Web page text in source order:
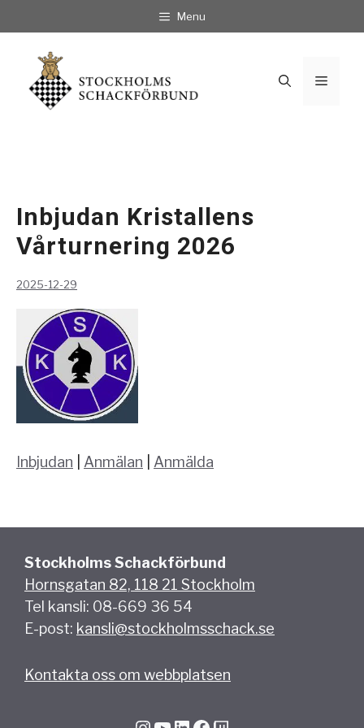
till
innehåll
Menu
Meny
Inbjudan Kristallens
Vårturnering 2026
2025-12-29
Inbjudan Anmälan Anmälda
Stockholms Schackförbund
Hornsgatan 82, 118 21 Stockholm
Tel kansli: 08-669 36 54
E-post: kansli@stockholmsschack.se
Kontakta oss om webbplatsen